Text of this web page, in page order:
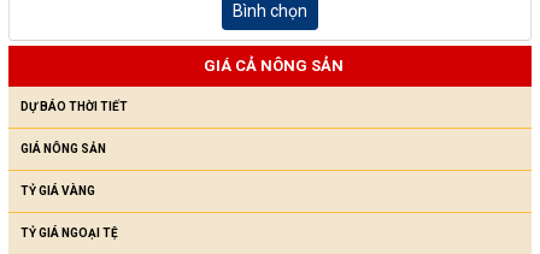
Bình chọn
GIÁ CẢ NÔNG SẢN
DỰ BÁO THỜI TIẾT
GIÁ NÔNG SẢN
TỶ GIÁ VÀNG
TỶ GIÁ NGOẠI TỆ